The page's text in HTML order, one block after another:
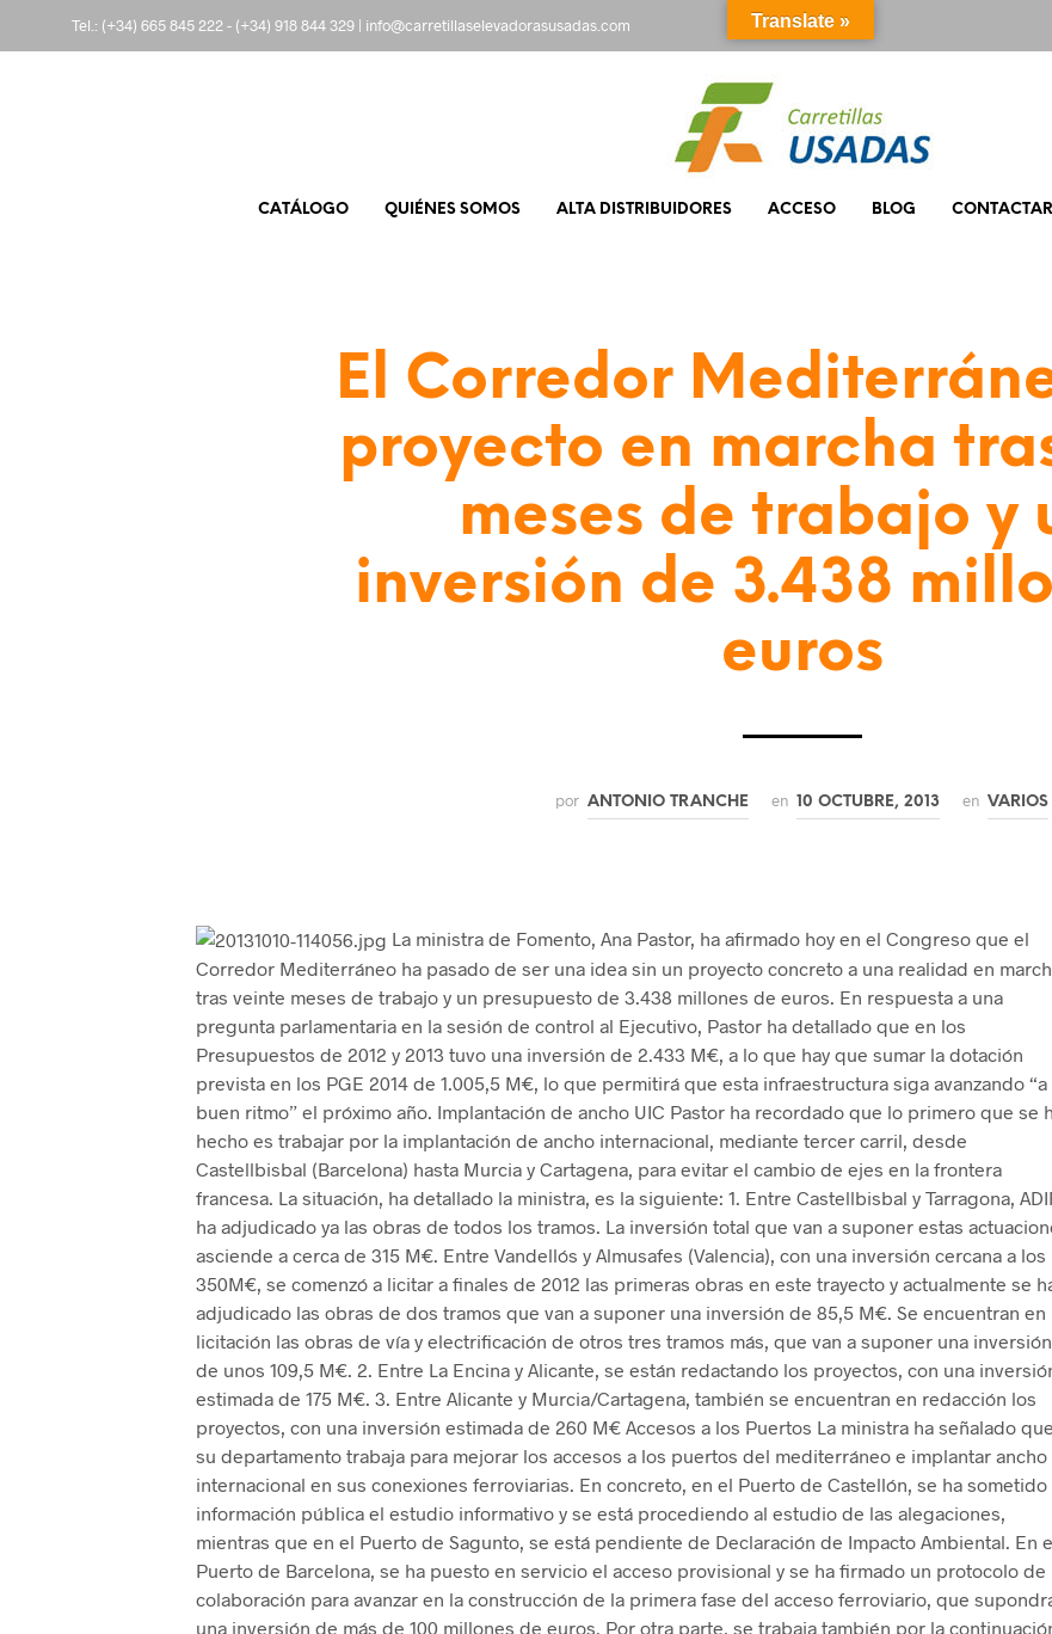
Tel.: (+34) 665 845 222- (+34) 918 844 329 | info@carretillaselevadorasusadas.com
CATÁLOGO QUIÉNES SOMOS ALTA DISTRIBUIDORES ACCESO BLOG CONTACTAR
El Corredor
proyecto en marcha
meses de trabajo y
inversión de 3.438
euros
por ANTONIO TRANCHE en 10 OCTUBRE, 2013 en VARIOS
La ministra de Fomento, Ana Pastor, ha afirmado hoy en el Congreso que el
Corredor Mediterráneo ha pasado de ser una idea sin un proyecto concreto a una realidad en
tras veinte meses de trabajo y un presupuesto de 3.438 millones de euros. En respuesta a una
pregunta parlamentaria en la sesión de control al Ejecutivo, Pastor ha detallado que en los
Presupuestos de 2012 y 2013 tuvo una inversión de 2.433 M€, a lo que hay que sumar la dotación
prevista en los PGE 2014 de 1.005,5 M€, lo que permitirá que esta infraestructura siga avanzando “a
buen ritmo” el próximo año. Implantación de ancho UIC Pastor ha recordado que lo primero que se
hecho es trabajar por la implantación de ancho internacional, mediante tercer carril, desde
Castellbisbal (Barcelona) hasta Murcia y Cartagena, para evitar el cambio de ejes en la frontera
francesa. La situación, ha detallado la ministra, es la siguiente: 1. Entre Castellbisbal y Tarragona,
ha adjudicado ya las obras de todos los tramos. La inversión total que van a suponer estas
asciende a cerca de 315 M€. Entre Vandellós y Almusafes (Valencia), con una inversión cercana a los
350M€, se comenzó a licitar a finales de 2012 las primeras obras en este trayecto y actualmente se
adjudicado las obras de dos tramos que van a suponer una inversión de 85,5 M€. Se encuentran en
licitación las obras de vía y electrificación de otros tres tramos más, que van a suponer una inversión
de unos 109,5 M€. 2. Entre La Encina y Alicante, se están redactando los proyectos, con una
estimada de 175 M€. 3. Entre Alicante y Murcia/Cartagena, también se encuentran en redacción los
proyectos, con una inversión estimada de 260 M€ Accesos a los Puertos La ministra ha señalado que
su departamento trabaja para mejorar los accesos a los puertos del mediterráneo e implantar ancho
internacional en sus conexiones ferroviarias. En concreto, en el Puerto de Castellón, se ha sometido
información pública el estudio informativo y se está procediendo al estudio de las alegaciones,
mientras que en el Puerto de Sagunto, se está pendiente de Declaración de Impacto Ambiental. En
Puerto de Barcelona, se ha puesto en servicio el acceso provisional y se ha firmado un protocolo de
colaboración para avanzar en la construcción de la primera fase del acceso ferroviario, que
una inversión de más de 100 millones de euros. Por otra parte, se trabaja también por la
Translate »